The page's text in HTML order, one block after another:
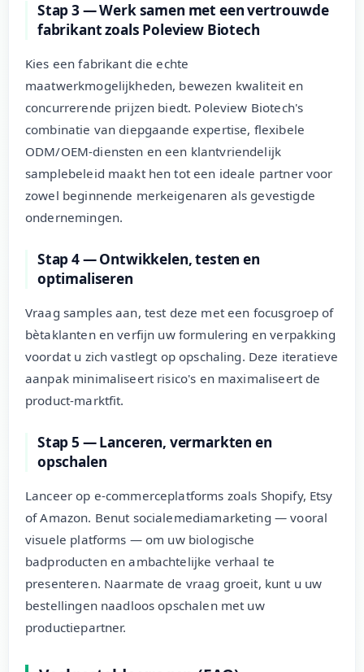
Stap 3 — Werk samen met een vertrouwde
fabrikant zoals Poleview Biotech
Kies een fabrikant die echte
maatwerkmogelijkheden, bewezen kwaliteit en
concurrerende prijzen biedt. Poleview Biotech's
combinatie van diepgaande expertise, flexibele
ODM/OEM-diensten en een klantvriendelijk
samplebeleid maakt hen tot een ideale partner voor
zowel beginnende merkeigenaren als gevestigde
ondernemingen.
Stap 4 — Ontwikkelen, testen en
optimaliseren
Vraag samples aan, test deze met een focusgroep of
bètaklanten en verfijn uw formulering en verpakking
voordat u zich vastlegt op opschaling. Deze iteratieve
aanpak minimaliseert risico's en maximaliseert de
product-marktfit.
Stap 5 — Lanceren, vermarkten en
opschalen
Lanceer op e-commerceplatforms zoals Shopify, Etsy
of Amazon. Benut socialemediamarketing — vooral
visuele platforms — om uw biologische
badproducten en ambachtelijke verhaal te
presenteren. Naarmate de vraag groeit, kunt u uw
bestellingen naadloos opschalen met uw
productiepartner.